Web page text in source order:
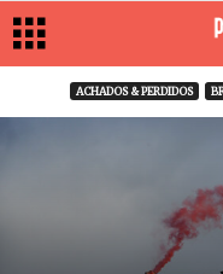
ACHADOS & PERDIDOS